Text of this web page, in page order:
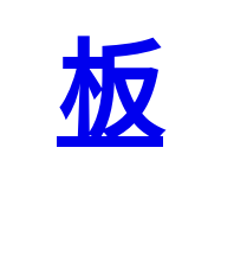
板